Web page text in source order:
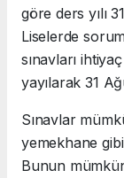
göre ders yılı
Liselerde
sınavları
yayılarak 31
Sınavlar
yemekhane
Bunun